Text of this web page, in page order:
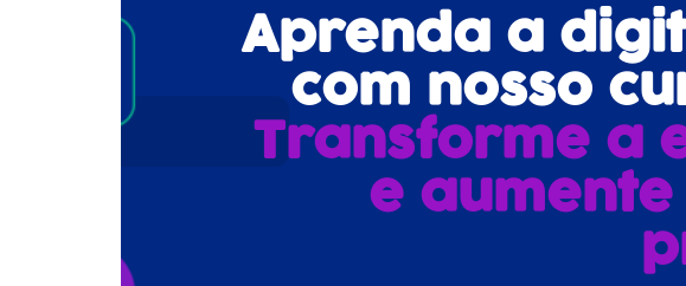
Aprenda a
com nosso
Transforme a
e